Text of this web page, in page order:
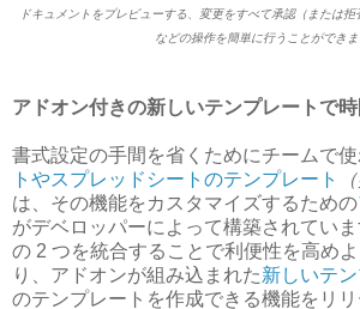
ドキュメントをプレビューする、変更をすべて承認（または拒
などの操作を簡単に行うことができま
アドオン付きの新しいテンプレートで
書式設定の手間を省くためにチームで使
トやスプレッドシートのテンプレート
は、その機能をカスタマイズするための
がデベロッパーによって構築されてい
の 2 つを統合することで利便性を高め
り、アドオンが組み込まれた新しいテ
のテンプレートを作成できる機能をリ